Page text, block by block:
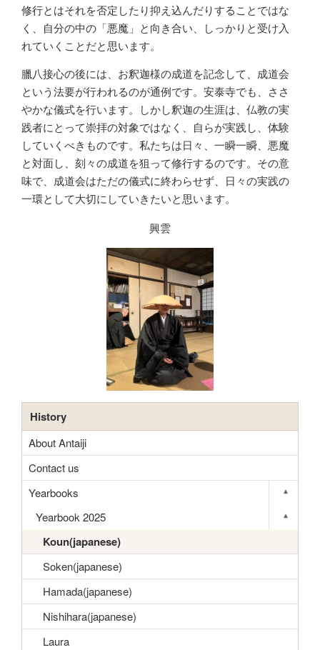
修行とはそれを否定したり抑え込んだりすることではな
く、自分の中の「悪魔」と向き合い、しっかりと受け入
れていくことだと思います。
臘八接心の後には、お釈迦様の成道を記念して、成道会
という法要が行われるのが通例です。安泰寺でも、ささ
やかな儀式を行います。しかし釈迦の生涯は、仏教の実
践者にとって崇拝の対象ではなく、自らが実践し、体験
していくべきものです。私たちは日々、一瞬一瞬、悪魔
と対面し、刻々の成道を狙って修行するのです。その意
味で、成道会はただの儀式に終わらせず、日々の実践の
一環として大切にしていきたいと思います。
興雲
History
About Antaiji
Contact us
Yearbooks
▾
Yearbook 2025 ▾
Koun(japanese)
Soken(japanese)
Hamada(japanese)
Nishihara(japanese)
Laura